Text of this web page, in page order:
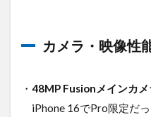
カメラ・映像性
・ 48MP Fusionメインカメ
iPhone 16でPro限定だ